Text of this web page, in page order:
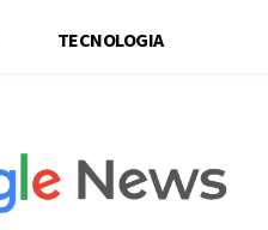
TECNOLOGIA